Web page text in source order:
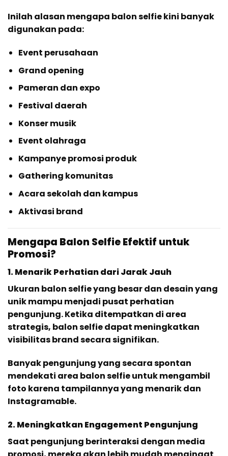
Inilah alasan mengapa balon selfie kini banyak
digunakan pada:
Event perusahaan
Grand opening
Pameran dan expo
Festival daerah
Konser musik
Event olahraga
Kampanye promosi produk
Gathering komunitas
Acara sekolah dan kampus
Aktivasi brand
Mengapa Balon Selfie Efektif untuk
Promosi?
1. Menarik Perhatian dari Jarak Jauh
Ukuran balon selfie yang besar dan desain yang
unik mampu menjadi pusat perhatian
pengunjung. Ketika ditempatkan di area
strategis, balon selfie dapat meningkatkan
visibilitas brand secara signifikan.
Banyak pengunjung yang secara spontan
mendekati area balon selfie untuk mengambil
foto karena tampilannya yang menarik dan
Instagramable.
2. Meningkatkan Engagement Pengunjung
Saat pengunjung berinteraksi dengan media